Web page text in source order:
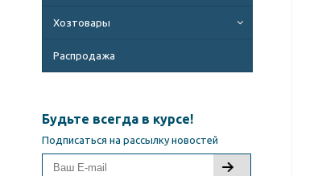
Хозтовары
Распродажа
Будьте всегда в курсе!
Подписаться на рассылку новостей